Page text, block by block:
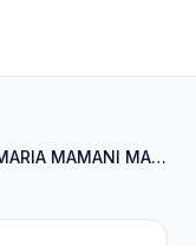
ANA MARIA MAMANI MANCILLA